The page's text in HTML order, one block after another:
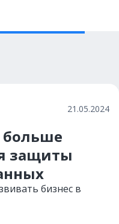
21.05.2024
больше
защиты
бизнес в